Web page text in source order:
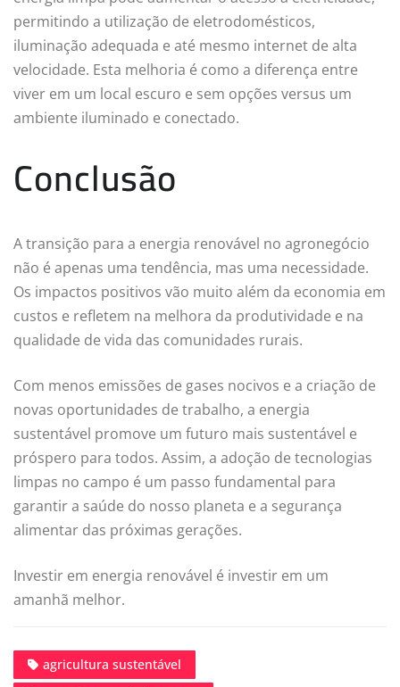
permitindo a utilização de eletrodomésticos,
iluminação adequada e até mesmo internet de alta
velocidade. Esta melhoria é como a diferença entre
viver em um local escuro e sem opções versus um
ambiente iluminado e conectado.
Conclusão
A transição para a energia renovável no agronegócio
não é apenas uma tendência, mas uma necessidade.
Os impactos positivos vão muito além da economia em
custos e refletem na melhora da produtividade e na
qualidade de vida das comunidades rurais.
Com menos emissões de gases nocivos e a criação de
novas oportunidades de trabalho, a energia
sustentável promove um futuro mais sustentável e
próspero para todos. Assim, a adoção de tecnologias
limpas no campo é um passo fundamental para
garantir a saúde do nosso planeta e a segurança
alimentar das próximas gerações.
Investir em energia renovável é investir em um
amanhã melhor.
agricultura sustentável